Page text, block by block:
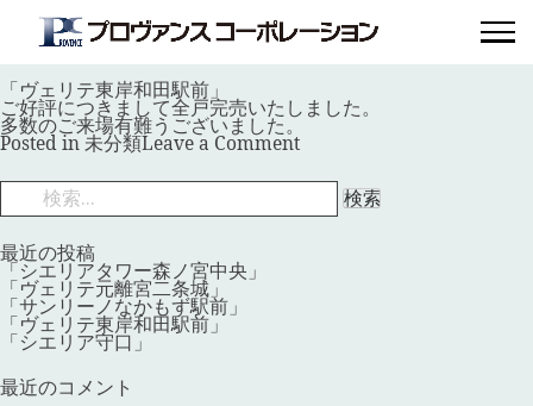
「ヴェリテ東岸和田駅前」
Posted on 2026年5月25日by
provence_master
「ヴェリテ東岸和田駅前」
ご好評につきまして全戸完売いたしました。
多数のご来場有難うございました。
Posted in未分類Leave a Commenton
ェ
テ
検
最近の投稿
「シエリアタワー森ノ宮中央」
「ヴェリテ元離宮二条城」
「サンリーノなかもず駅前」
「ヴェリテ東岸和田駅前」
「シエリア守口」
最近のコメント